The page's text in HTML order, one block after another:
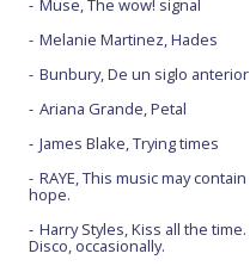
Melanie Martinez, Hades
Bunbury, De un siglo anterior
Ariana Grande, Petal
James Blake, Trying times
RAYE, This music may contain
hope.
Harry Styles, Kiss all the time.
Disco, occasionally.